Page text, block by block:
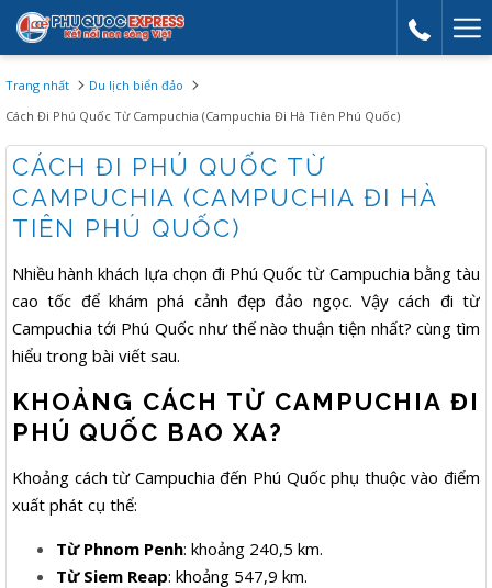
Trang nhất
Du lịch biển đảo
Cách Đi Phú Quốc Từ Campuchia (Campuchia Đi Hà Tiên Phú Quốc)
CÁCH ĐI PHÚ QUỐC TỪ
CAMPUCHIA (CAMPUCHIA ĐI HÀ
TIÊN PHÚ QUỐC)
Nhiều hành khách lựa chọn đi Phú Quốc từ Campuchia bằng tàu
cao tốc để khám phá cảnh đẹp đảo ngọc. Vậy cách đi từ
Campuchia tới Phú Quốc như thế nào thuận tiện nhất? cùng tìm
hiểu trong bài viết sau.
KHOẢNG CÁCH TỪ CAMPUCHIA ĐI
PHÚ QUỐC BAO XA?
Khoảng cách từ Campuchia đến Phú Quốc phụ thuộc vào điểm
xuất phát cụ thể:
Từ Phnom Penh: khoảng 240,5 km.
Từ Siem Reap: khoảng 547,9 km. ​